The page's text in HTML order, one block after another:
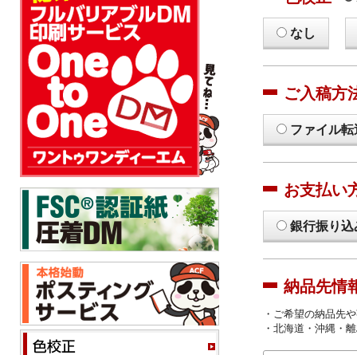
なし
ご入稿方
ファイル
お支払い
銀行振り込
納品先情
・ご希望の納品先
・北海道・沖縄・